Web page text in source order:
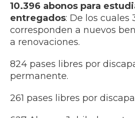
10.396 abonos para
entregados: De los cuales
corresponden a nuevos
a renovaciones.
824 pases libres por
permanente.
261 pases libres por